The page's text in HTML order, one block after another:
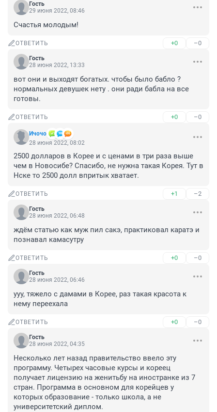
Гость
29 июня 2022, 08:46
Счастья молодым!
ОТВЕТИТЬ +0 –0
Гость
28 июня 2022, 13:33
вот они и выходят богатых. чтобы было бабло ?
нормальных девушек нету . они ради бабла на все
готовы.
ОТВЕТИТЬ +0 –0
Ичочо
28 июня 2022, 08:02
2500 долларов в Корее и с ценами в три раза выше
чем в Новосибе? Спасибо, не нужна такая Корея. Тут в
Нске то 2500 долл впритык хватает.
ОТВЕТИТЬ +1 –2
Гость
28 июня 2022, 06:48
ждём статью как муж пил сакэ, практиковал каратэ и
познавал камасутру
ОТВЕТИТЬ +0 –0
Гость
28 июня 2022, 06:46
ууу, тяжело с дамами в Корее, раз такая красота к
нему переехала
ОТВЕТИТЬ +0 –0
Гость
28 июня 2022, 04:35
Несколько лет назад правительство ввело эту
программу. Четырех часовые курсы и кореец
получает лицензию на женитьбу на иностранке из 7
стран. Программа в основном для корейцев у
которых образование - только школа, а не
университетский диплом.